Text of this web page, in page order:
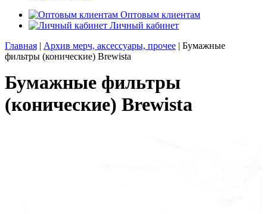
Оптовым клиентам
Личный кабинет
Главная | Архив мерч, аксессуары, прочее | Бумажные
фильтры (конические) Brewista
Бумажные фильтры
(конические) Brewista